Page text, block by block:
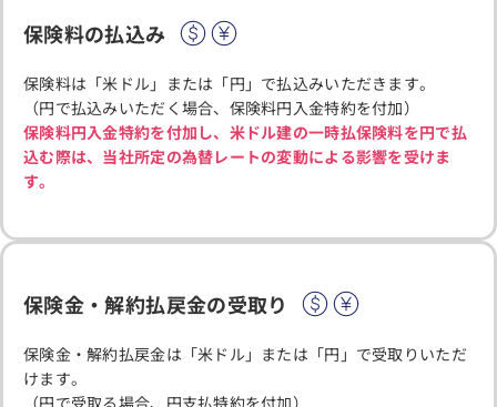
保険料の払込み
保険料は「米ドル」または「円」で払込みいただきます。
（円で払込みいただく場合、保険料円入金特約を付加）
保険料円入金特約を付加し、米ドル建の一時払保険料を円で払
込む際は、当社所定の為替レートの変動による影響を受けま
す。
保険金・解約払戻金の受取り
保険金・解約払戻金は「米ドル」または「円」で受取りいただ
けます。